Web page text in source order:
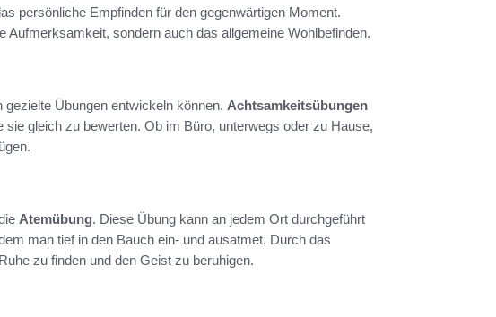
persönliche Empfinden für den gegenwärtigen Moment.
sondern auch das allgemeine Wohlbefinden.
Übungen entwickeln können. Achtsamkeitsübungen
gleich zu bewerten. Ob im Büro, unterwegs oder zu Hause,
Atemübung. Diese Übung kann an jedem Ort durchgeführt
man tief in den Bauch ein- und ausatmet. Durch das
zu finden und den Geist zu beruhigen.